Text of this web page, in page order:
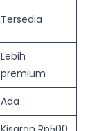
Tersedia
Lebih
premium
Ada